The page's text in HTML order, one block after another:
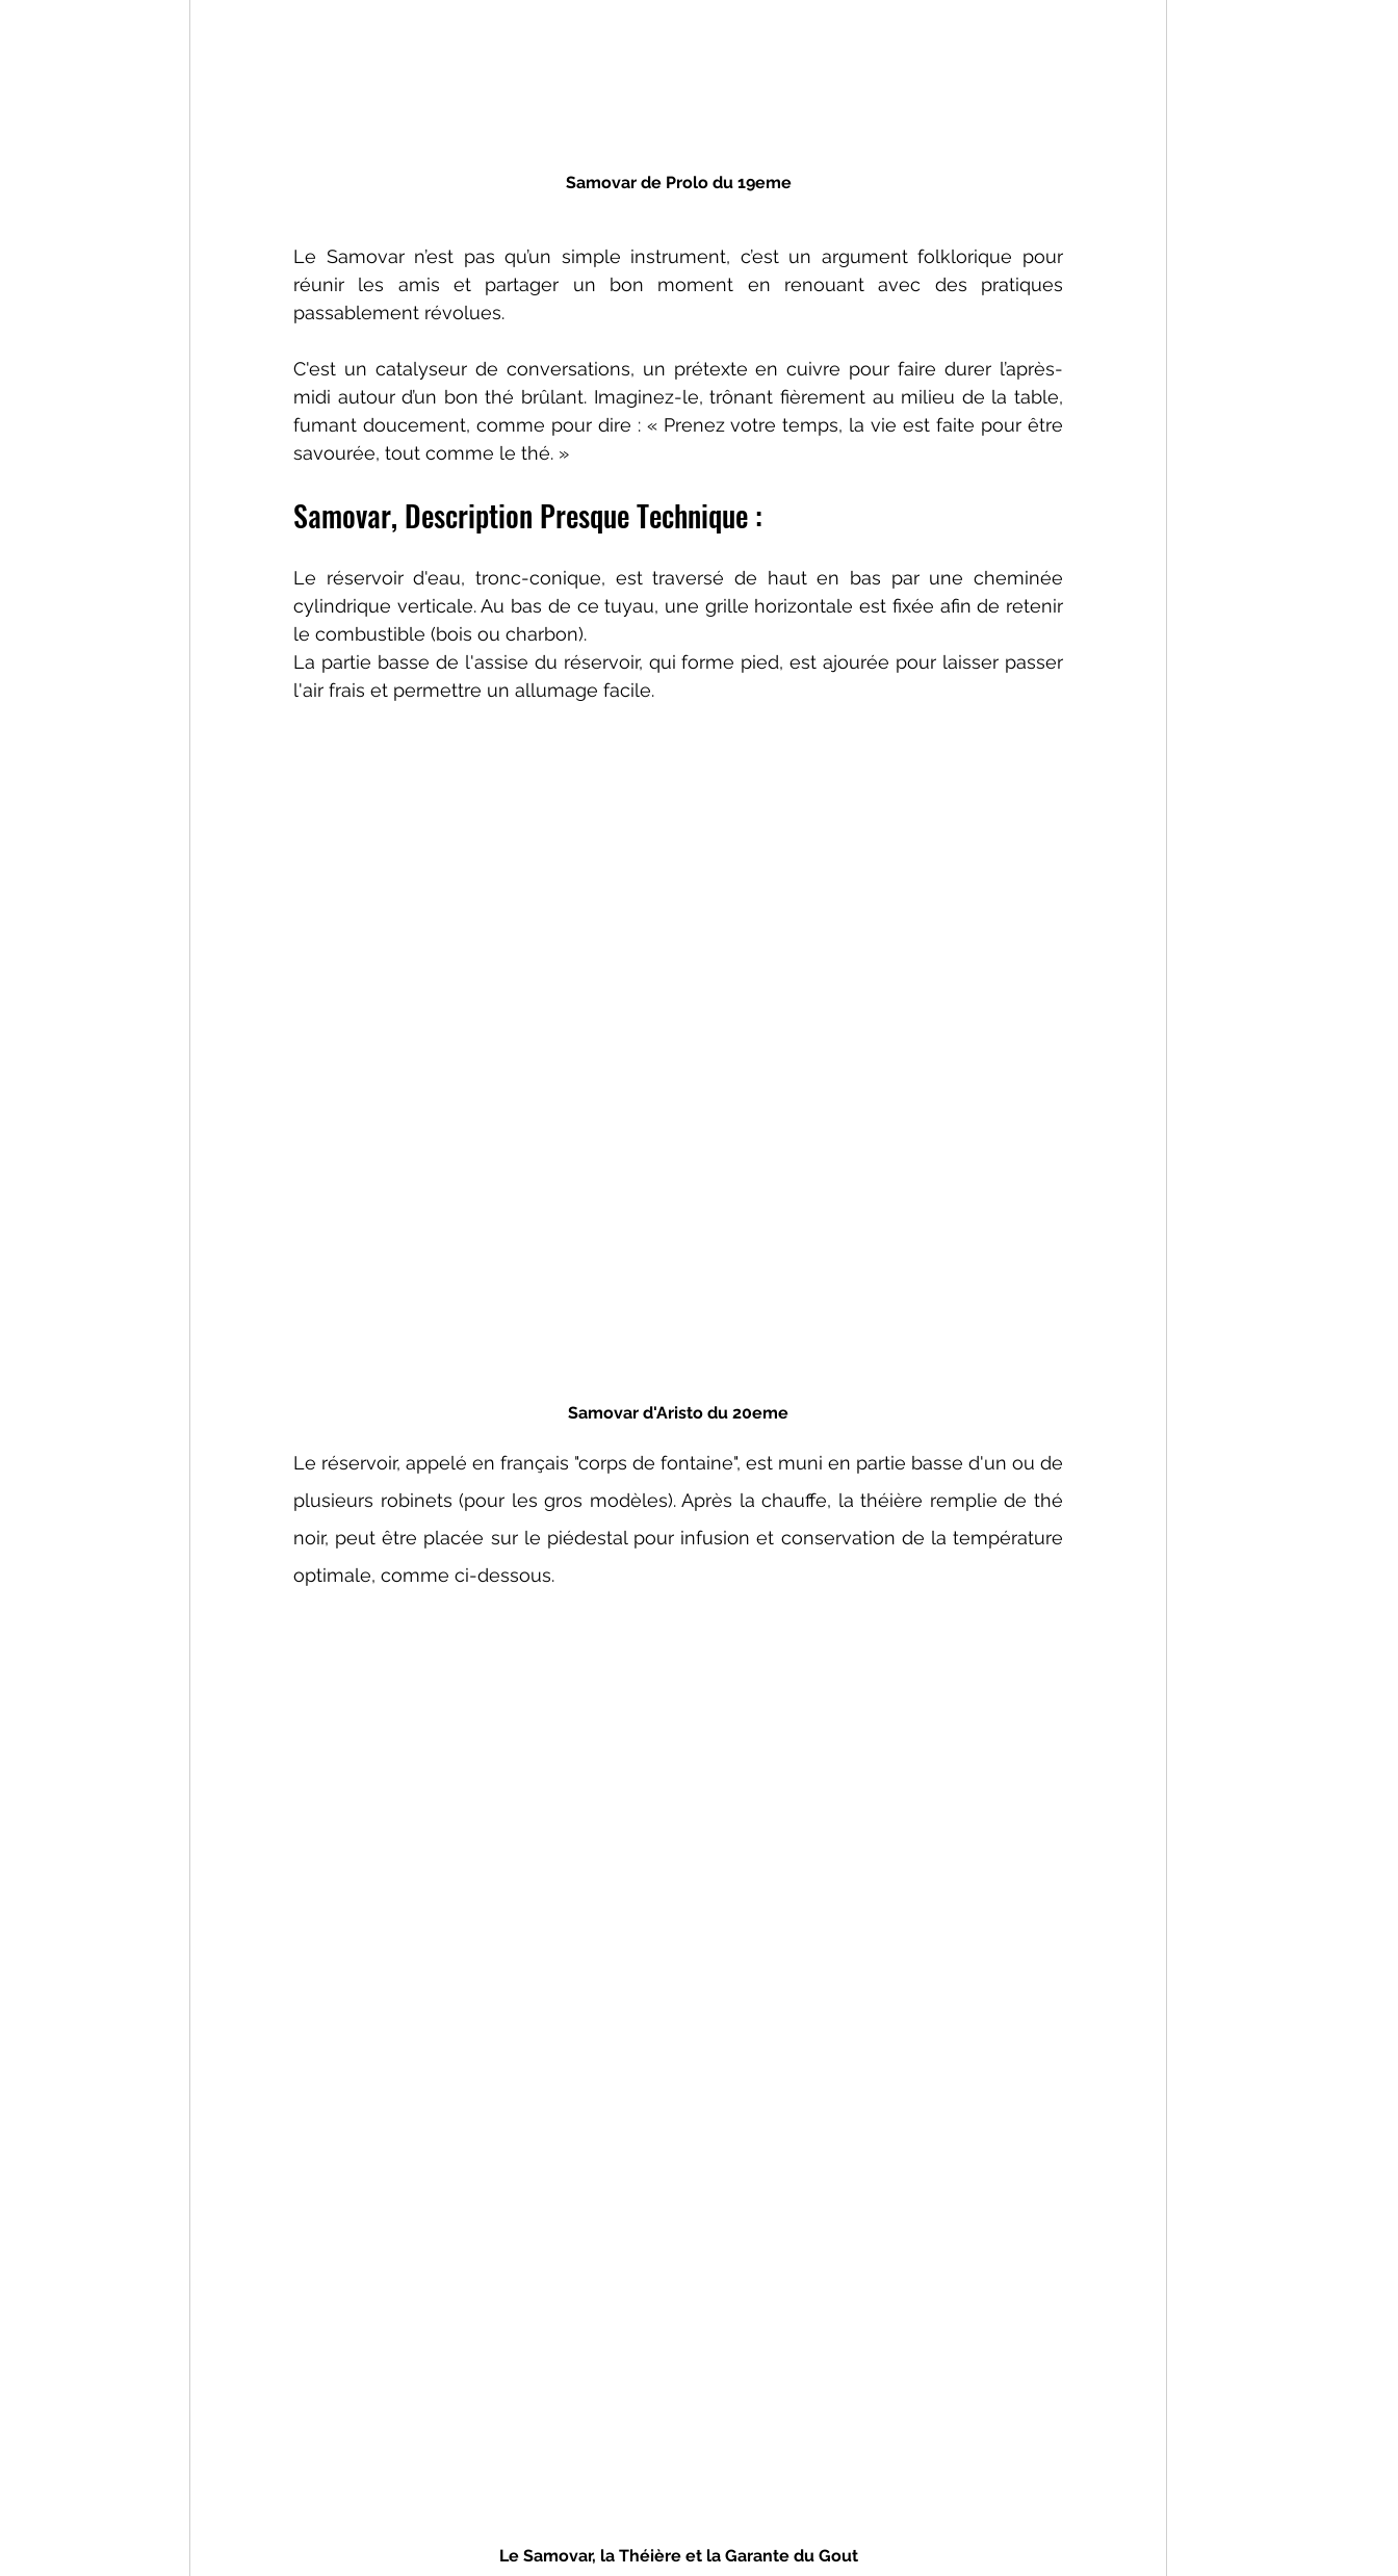
Samovar de Prolo du 19eme
Le Samovar n’est pas qu’un simple instrument, c’est un argument folklorique pour
réunir les amis et partager un bon moment en renouant avec des pratiques
passablement révolues.
C'est un catalyseur de conversations, un prétexte en cuivre pour faire durer l’après-
midi autour d’un bon thé brûlant. Imaginez-le, trônant fièrement au milieu de la table,
fumant doucement, comme pour dire : « Prenez votre temps, la vie est faite pour être
savourée, tout comme le thé. »
Samovar, Description Presque Technique :
Le réservoir d'eau, tronc-conique, est traversé de haut en bas par une cheminée
cylindrique verticale. Au bas de ce tuyau, une grille horizontale est fixée afin de retenir
le combustible (bois ou charbon).
La partie basse de l'assise du réservoir, qui forme pied, est ajourée pour laisser passer
l'air frais et permettre un allumage facile.
Samovar d'Aristo du 20eme
Le réservoir, appelé en français "corps de fontaine", est muni en partie basse d'un ou de
plusieurs robinets (pour les gros modèles). Après la chauffe, la théière remplie de thé
noir, peut être placée sur le piédestal pour infusion et conservation de la température
optimale, comme ci-dessous.
Le Samovar, la Théière et la Garante du Gout